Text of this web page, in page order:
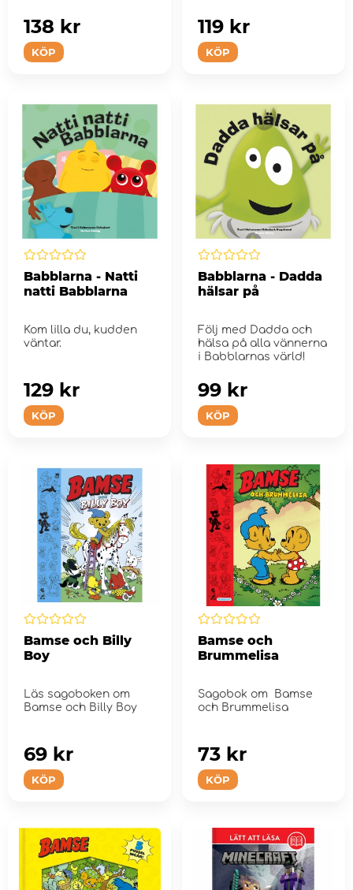
KÖP
138 kr
KÖP
119 kr
Babblarna - Natti
natti Babblarna
Kom lilla du, kudden
väntar.
KÖP
129 kr
Babblarna - Dadda
hälsar på
Följ med Dadda och
hälsa på alla vännerna
i Babblarnas värld!
KÖP
99 kr
Bamse och Billy
Boy
Läs sagoboken om
Bamse och Billy Boy
KÖP
69 kr
Bamse och
Brummelisa
Sagobok om Bamse
och Brummelisa
KÖP
73 kr